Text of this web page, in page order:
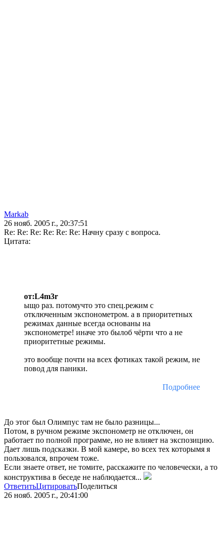
Markab
26 нояб. 2005 г., 20:37:51
Re: Re: Re: Re: Re: Re: Начну сразу с вопроса.
Цитата:
от:L4m3r
ыщо раз. потомучто это спец.режим с
отключенным экспонометром. а в приоритетных
режимах данные всегда основаны на
экспонометре! иначе это былоб чёрти что а не
приоритетные режимы.
это вообще почти на всех фотиках такой режим, не
повод для паники.
Подробнее
До этог был Олимпус там не было разницы...
Потом, в ручном режиме экспонометр не отключен, он
работает по полной программе, но не влияет на экспозицию.
Дает лишь подсказки. В мой камере, во всех тех которымя я
пользовался, впрочем тоже.
Если знаете ответ, не томите, расскажите по человечески, а то
конструктива в беседе не наблюдается...
ОтветитьЦитироватьПоделиться
26 нояб. 2005 г., 20:41:00